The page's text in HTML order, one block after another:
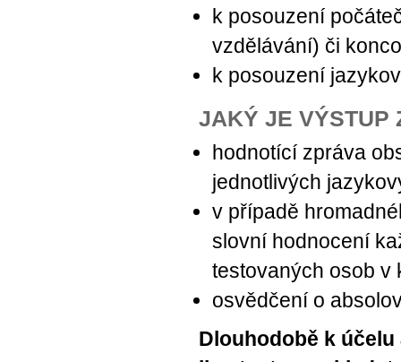
k posouzení
vzdělávání) či
k posouzení
JAKÝ JE VÝSTUP
hodnotící zpráva
jednotlivých
v případě
slovní hodnocení
testovaných osob v
osvědčení o
Dlouhodobě k